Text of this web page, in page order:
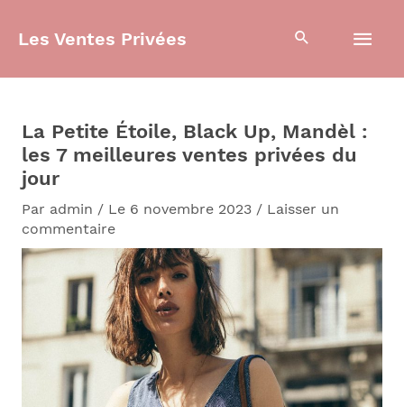
Les Ventes Privées
La Petite Étoile, Black Up, Mandèl :
les 7 meilleures ventes privées du
jour
Par admin / Le 6 novembre 2023 / Laisser un
commentaire